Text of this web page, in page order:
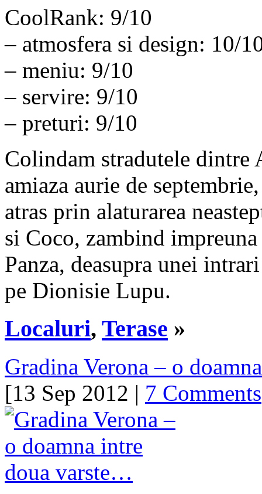
CoolRank: 9/10
– atmosfera si design: 10/
– meniu: 9/10
– servire: 9/10
– preturi: 9/10
Colindam stradutele dintre
amiaza aurie de
atras prin alaturarea
si Coco, zambind
Panza, deasupra unei
pe Dionisie Lupu.
Localuri, Terase »
Gradina Verona – o
[13 Sep 2012 | 7 Comments